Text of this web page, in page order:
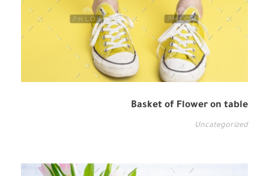
Basket of Flower on table
Uncategorized